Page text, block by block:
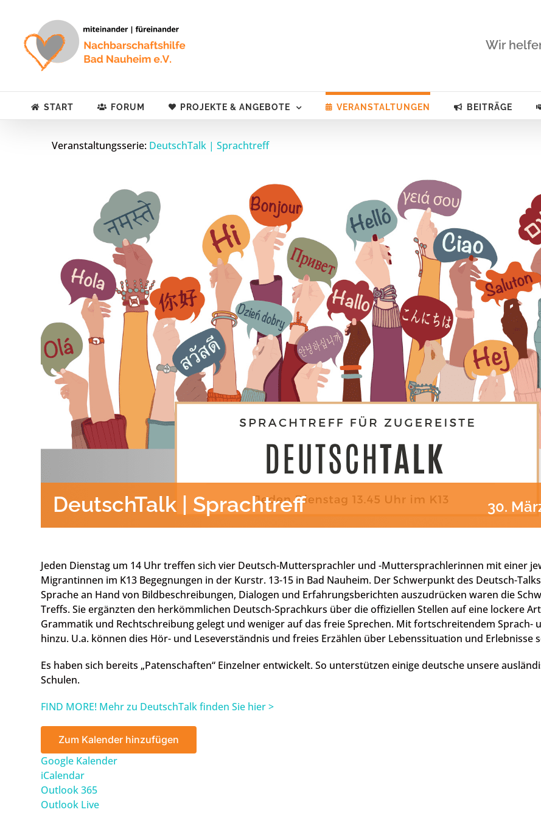
springen
Wir
START FORUM PROJEKTE & ANGEBOTE VERANSTALTUNGEN BEITRÄGE
Veranstaltungsserie: DeutschTalk | Sprachtreff
DeutschTalk | Sprachtreff 30.
Jeden Dienstag um 14 Uhr treffen sich vier Deutsch-Muttersprachler und -Muttersprachlerinnen mit einer
Migrantinnen im K13 Begegnungen in der Kurstr. 13-15 in Bad Nauheim. Der Schwerpunkt des Deutsch-
Sprache an Hand von Bildbeschreibungen, Dialogen und Erfahrungsberichten auszudrücken waren die
Treffs. Sie ergänzten den herkömmlichen Deutsch-Sprachkurs über die offiziellen Stellen auf eine lockere
Grammatik und Rechtschreibung gelegt und weniger auf das freie Sprechen. Mit fortschreitendem
hinzu. U.a. können dies Hör- und Leseverständnis und freies Erzählen über Lebenssituation und Erlebnisse
Es haben sich bereits „Patenschaften“ Einzelner entwickelt. So unterstützen einige deutsche unsere
Schulen.
FIND MORE! Mehr zu DeutschTalk finden Sie hier >
Zum Kalender hinzufügen
Google Kalender
iCalendar
Outlook 365
Outlook Live